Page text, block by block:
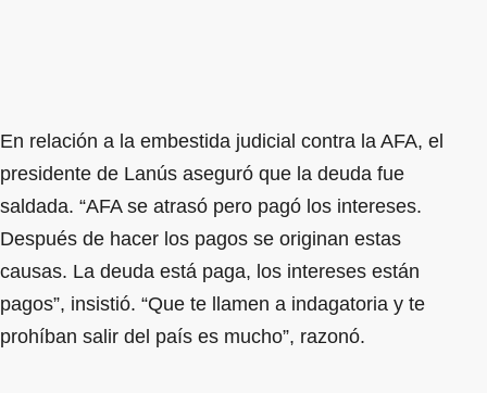
En relación a la embestida judicial contra la AFA, el
presidente de Lanús aseguró que la deuda fue
saldada. “AFA se atrasó pero pagó los intereses.
Después de hacer los pagos se originan estas
causas. La deuda está paga, los intereses están
pagos”, insistió. “Que te llamen a indagatoria y te
prohíban salir del país es mucho”, razonó.